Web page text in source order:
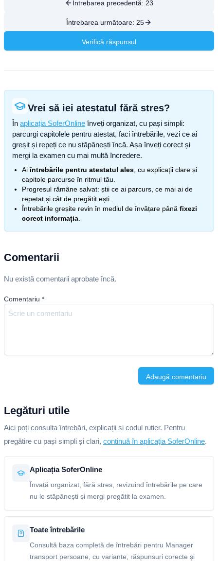
Întrebarea precedentă: 23
Întrebarea următoare: 25
Verifică răspunsul
Vrei să iei atestatul fără stres?
În aplicația SoferOnline înveți organizat, cu pași simpli:
parcurgi capitolele pentru atestat, faci întrebările, vezi ce ai
greșit și repeți ce nu stăpânești încă. Așa înveți corect și
mergi la examen cu mai multă încredere.
Aiîntrebările pentru atestatul ales , cu explicații clare și
capitole parcurse în ritmul tău.
Progresul rămâne salvat: știi ce ai parcurs, ce mai ai de
repetat și cât de pregătit ești.
Întrebările greșite revin în mediul de învățare până fixezi
corect informația
Comentarii
Nu există comentarii aprobate încă.
Comentariu *
Adaugă comentariu
Legături utile
Aici poți consulta întrebări, explicații și codul rutier. Pentru
pregătire cu pași simpli și clari, continuă în aplicația SoferOnline.
Aplicația SoferOnline
Învață organizat, fără stres, revizuind întrebările pe care
nu le stăpânești și mergi pregătit la examen.
Toate întrebările
Consultă baza completă de întrebări pentru Manager
transport persoane, cu variante, răspunsuri corecte și